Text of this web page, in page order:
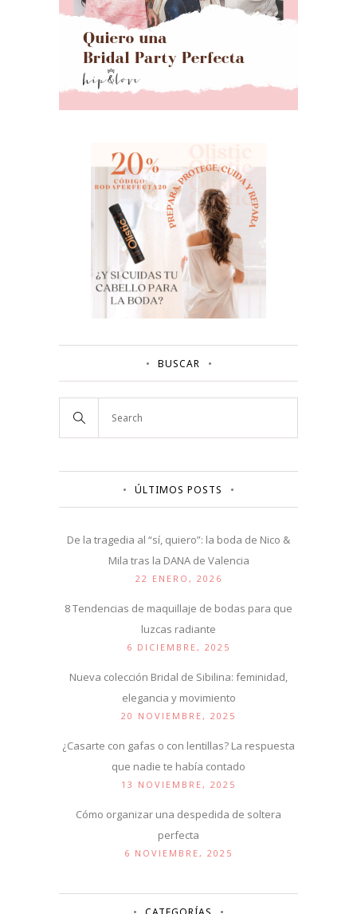
BUSCAR
ÚLTIMOS POSTS
De la tragedia al “sí, quiero”: la boda de Nico &
Mila tras la DANA de Valencia
22 ENERO, 2026
8 Tendencias de maquillaje de bodas para que
luzcas radiante
6 DICIEMBRE, 2025
Nueva colección Bridal de Sibilina: feminidad,
elegancia y movimiento
20 NOVIEMBRE, 2025
¿Casarte con gafas o con lentillas? La respuesta
que nadie te había contado
13 NOVIEMBRE, 2025
Cómo organizar una despedida de soltera
perfecta
6 NOVIEMBRE, 2025